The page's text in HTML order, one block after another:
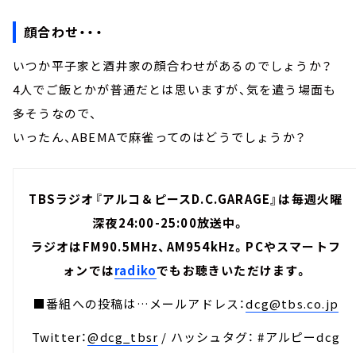
顔合わせ・・・
いつか平子家と酒井家の顔合わせがあるのでしょうか？
4人でご飯とかが普通だとは思いますが、気を遣う場面も
多そうなので、
いったん、ABEMAで麻雀ってのはどうでしょうか？
TBSラジオ『アルコ＆ピースD.C.GARAGE』は毎週火曜
深夜24:00-25:00放送中。
ラジオはFM90.5MHz、AM954kHz。PCやスマートフ
ォンではradikoでもお聴きいただけます。
■番組への投稿は…メールアドレス：dcg@tbs.co.jp
Twitter：@dcg_tbsr / ハッシュタグ： #アルピーdcg